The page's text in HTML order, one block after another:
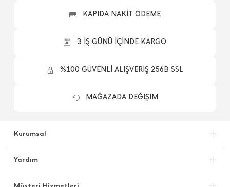
KAPIDA NAKİT ÖDEME
3 İŞ GÜNÜ İÇİNDE KARGO
%100 GÜVENLİ ALIŞVERİŞ 256B SSL
MAĞAZADA DEĞİŞİM
Kurumsal
Yardım